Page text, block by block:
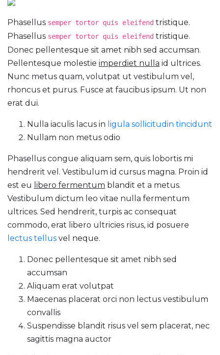
Phasellus semper tortor quis eleifend tristique.
Phasellus semper tortor quis eleifend tristique.
Donec pellentesque sit amet nibh sed accumsan.
Pellentesque molestie imperdiet nulla id ultrices.
Nunc metus quam, volutpat ut vestibulum vel,
rhoncus et purus. Fusce at faucibus ipsum. Ut non
erat dui.
Nulla iaculis lacus in ligula sollicitudin tincidunt
Nullam non metus odio
Phasellus congue aliquam sem, quis lobortis mi
hendrerit vel. Vestibulum id cursus magna. Proin id
est eu libero fermentum blandit et a metus.
Vestibulum dictum leo vitae nulla fermentum
ultrices. Sed hendrerit, turpis ac consequat
commodo, erat libero ultricies risus, id posuere
lectus tellus vel neque.
Donec pellentesque sit amet nibh sed
accumsan
Aliquam erat volutpat
Maecenas placerat orci non lectus vestibulum
convallis
Suspendisse blandit risus vel sem placerat, nec
sagittis magna auctor